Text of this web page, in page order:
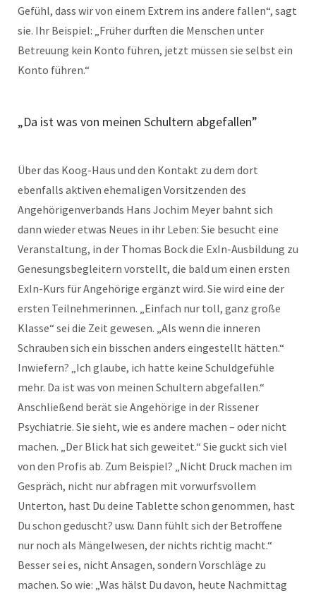
Gefühl, dass wir von einem Extrem ins andere fallen“, sagt
sie. Ihr Beispiel: „Früher durften die Menschen unter
Betreuung kein Konto führen, jetzt müssen sie selbst ein
Konto führen.“
„Da ist was von meinen Schultern abgefallen”
Über das Koog-Haus und den Kontakt zu dem dort
ebenfalls aktiven ehemaligen Vorsitzenden des
Angehörigenverbands Hans Jochim Meyer bahnt sich
dann wieder etwas Neues in ihr Leben: Sie besucht eine
Veranstaltung, in der Thomas Bock die ExIn-Ausbildung zu
Genesungsbegleitern vorstellt, die bald um einen ersten
ExIn-Kurs für Angehörige ergänzt wird. Sie wird eine der
ersten Teilnehmerinnen. „Einfach nur toll, ganz große
Klasse“ sei die Zeit gewesen. „Als wenn die inneren
Schrauben sich ein bisschen anders eingestellt hätten.“
Inwiefern? „Ich glaube, ich hatte keine Schuldgefühle
mehr. Da ist was von meinen Schultern abgefallen.“
Anschließend berät sie Angehörige in der Rissener
Psychiatrie. Sie sieht, wie es andere machen – oder nicht
machen. „Der Blick hat sich geweitet.“ Sie guckt sich viel
von den Profis ab. Zum Beispiel? „Nicht Druck machen im
Gespräch, nicht nur abfragen mit vorwurfsvollem
Unterton, hast Du deine Tablette schon genommen, hast
Du schon geduscht? usw. Dann fühlt sich der Betroffene
nur noch als Mängelwesen, der nichts richtig macht.“
Besser sei es, nicht Ansagen, sondern Vorschläge zu
machen. So wie: „Was hälst Du davon, heute Nachmittag